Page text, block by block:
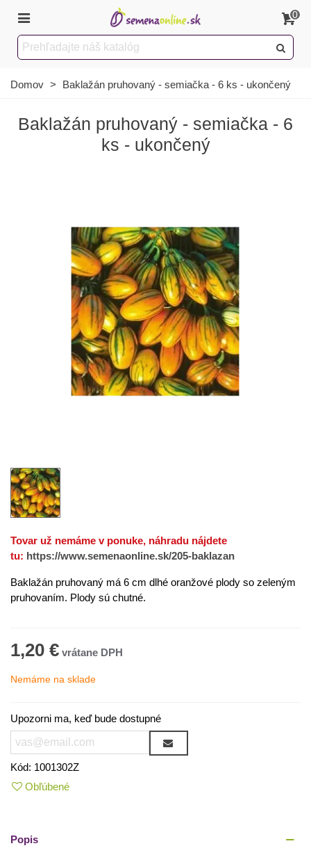
0
Domov > Baklažán pruhovaný - semiačka - 6 ks - ukončený
Baklažán pruhovaný - semiačka - 6
ks - ukončený
Tovar už nemáme v ponuke, náhradu nájdete
tu: https://www.semenaonline.sk/205-baklazan
Baklažán pruhovaný má 6 cm dlhé oranžové plody so zeleným
pruhovaním. Plody sú chutné.
1,20 €
Nemáme na sklade
Upozorni ma, keď bude dostupné
Kód: 1001302Z
Obľúbené
Popis